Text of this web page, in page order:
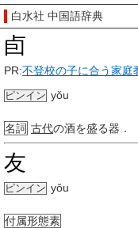
白水社 中国語辞典
卣
PR:不登校の子に合う家庭
ピンイン yǒu
名詞 古代の酒を盛る器．
友
ピンイン yǒu
付属形態素